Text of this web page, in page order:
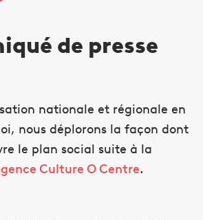
de presse
nationale et régionale en
nous déplorons la façon dont
le plan social suite à la
Culture O Centre.